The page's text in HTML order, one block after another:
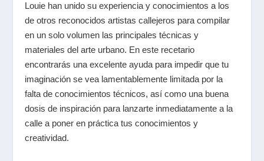
Louie han unido su experiencia y conocimientos a los
de otros reconocidos artistas callejeros para compilar
en un solo volumen las principales técnicas y
materiales del arte urbano. En este recetario
encontrarás una excelente ayuda para impedir que tu
imaginación se vea lamentablemente limitada por la
falta de conocimientos técnicos, así como una buena
dosis de inspiración para lanzarte inmediatamente a la
calle a poner en práctica tus conocimientos y
creatividad.